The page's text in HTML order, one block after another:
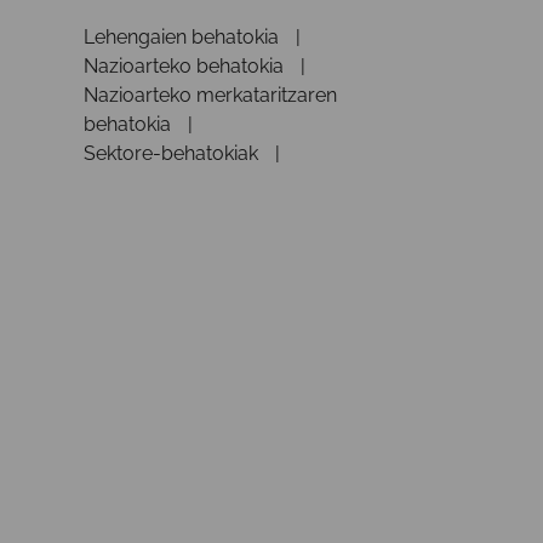
Lehengaien behatokia
Nazioarteko behatokia
Nazioarteko merkataritzaren
behatokia
Sektore-behatokiak